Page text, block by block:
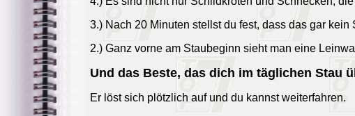
3.) Nach 20 Minuten stellst du fest, dass das gar kein
2.) Ganz vorne am Staubeginn sieht man eine
Und das Beste, das dich im täglichen Stau
Er löst sich plötzlich auf und du kannst weiterfahren.